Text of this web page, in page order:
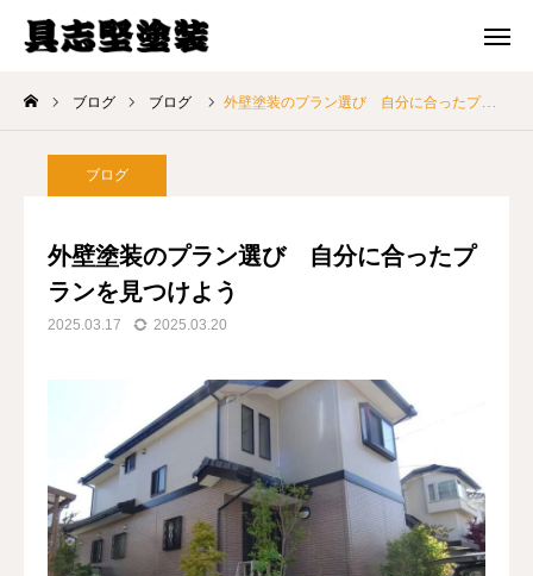
ブログ ブログ 外壁塗装のプラン選び 自分に合ったプランを見つけよう
ブログ
外壁塗装のプラン選び 自分に合ったプ
ランを見つけよう
2025.03.17 2025.03.20
メール 問合せ 電話 問合せ
ホーム
料金プラン
お問い合わせ